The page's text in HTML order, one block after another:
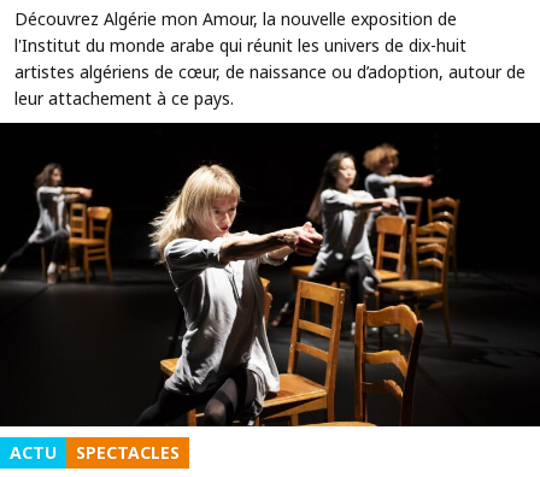
Découvrez Algérie mon Amour, la nouvelle exposition de
l'Institut du monde arabe qui réunit les univers de dix-huit
artistes algériens de cœur, de naissance ou d’adoption, autour de
leur attachement à ce pays.
ACTU SPECTACLES